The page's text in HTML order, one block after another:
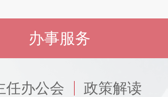
办事服务
任办公会 政策解读